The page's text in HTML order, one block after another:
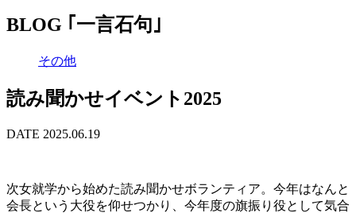
BLOG ｢一言石句｣
その他
読み聞かせイベント2025
DATE 2025.06.19
次女就学から始めた読み聞かせボランティア。今年はなんと
会長という大役を仰せつかり、今年度の旗振り役として気合